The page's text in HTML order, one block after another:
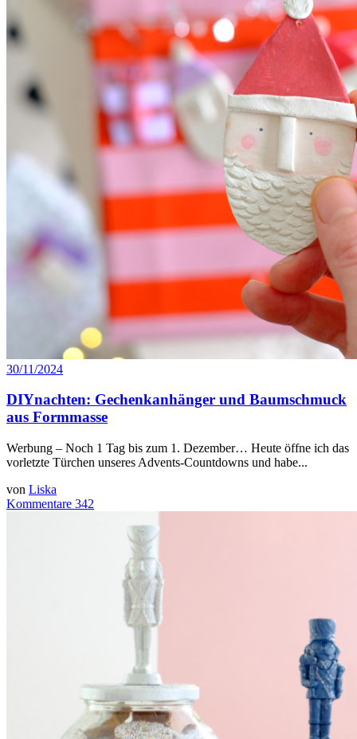
30/11/2024
DIYnachten: Gechenkanhänger und Baumschmuck
aus Formmasse
Werbung – Noch 1 Tag bis zum 1. Dezember… Heute öffne ich das
vorletzte Türchen unseres Advents-Countdowns und habe...
von Liska
Kommentare 342